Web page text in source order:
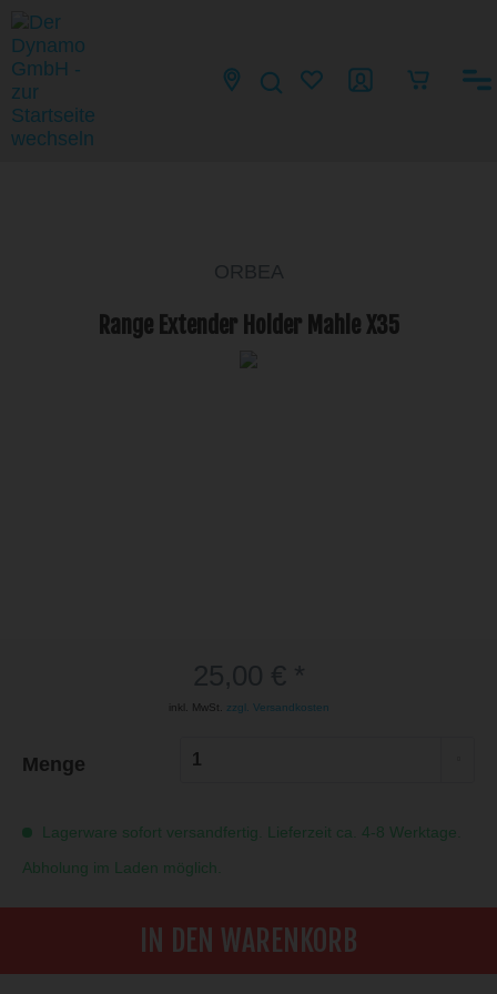
ORBEA
Range Extender Holder Mahle X35
inkl. MwSt. zzgl. Versandkosten
Menge
Lagerware sofort versandfertig. Lieferzeit ca. 4-8 Werktage.
Abholung im Laden möglich.
IN DEN WARENKORB